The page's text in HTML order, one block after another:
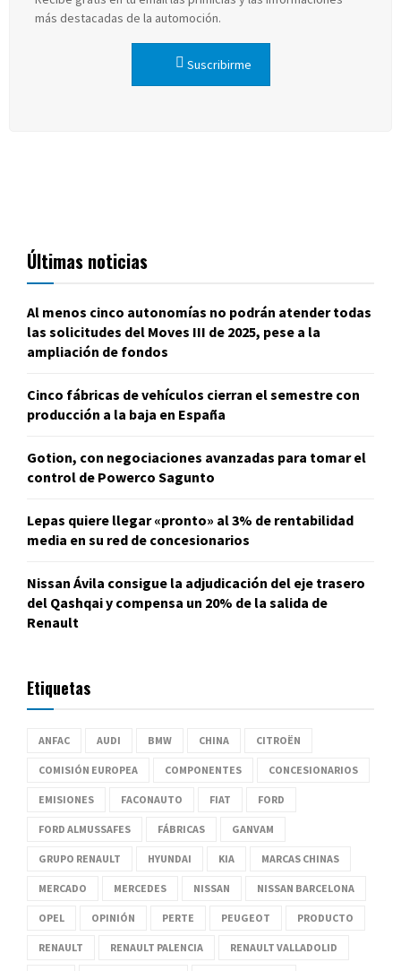
más destacadas de la automoción.
Suscribirme
Últimas noticias
Al menos cinco autonomías no podrán atender todas
las solicitudes del Moves III de 2025, pese a la
ampliación de fondos
Cinco fábricas de vehículos cierran el semestre con
producción a la baja en España
Gotion, con negociaciones avanzadas para tomar el
control de Powerco Sagunto
Lepas quiere llegar «pronto» al 3% de rentabilidad
media en su red de concesionarios
Nissan Ávila consigue la adjudicación del eje trasero
del Qashqai y compensa un 20% de la salida de
Renault
Etiquetas
ANFAC AUDI BMW CHINA CITROËN
COMISIÓN EUROPEA COMPONENTES CONCESIONARIOS
EMISIONES FACONAUTO FIAT FORD
FORD ALMUSSAFES FÁBRICAS GANVAM
GRUPO RENAULT HYUNDAI KIA MARCAS CHINAS
MERCADO MERCEDES NISSAN NISSAN BARCELONA
OPEL OPINIÓN PERTE PEUGEOT PRODUCTO
RENAULT RENAULT PALENCIA RENAULT VALLADOLID